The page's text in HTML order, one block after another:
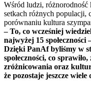
Wśród ludzi, różnorodność
setkach różnych populacji,
porównaniu kultura
– To, co wcześniej
najwyżej 15 społeczności
Dzięki PanAf byliśmy w
społeczności, co
zróżnicowania oraz
że pozostaje jeszcze